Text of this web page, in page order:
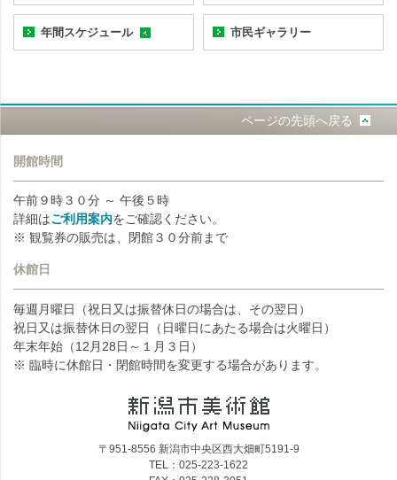
年間スケジュール 市民ギャラリー
ページの先頭へ戻る
開館時間
午前９時３０分 ～ 午後５時
詳細はご利用案内をご確認ください。
※ 観覧券の販売は、閉館３０分前まで
休館日
毎週月曜日（祝日又は振替休日の場合は、その翌日）
祝日又は振替休日の翌日（日曜日にあたる場合は火曜日）
年末年始（12月28日～１月３日）
※ 臨時に休館日・閉館時間を変更する場合があります。
〒951-8556 新潟市中央区西大畑町5191-9
TEL：025-223-1622